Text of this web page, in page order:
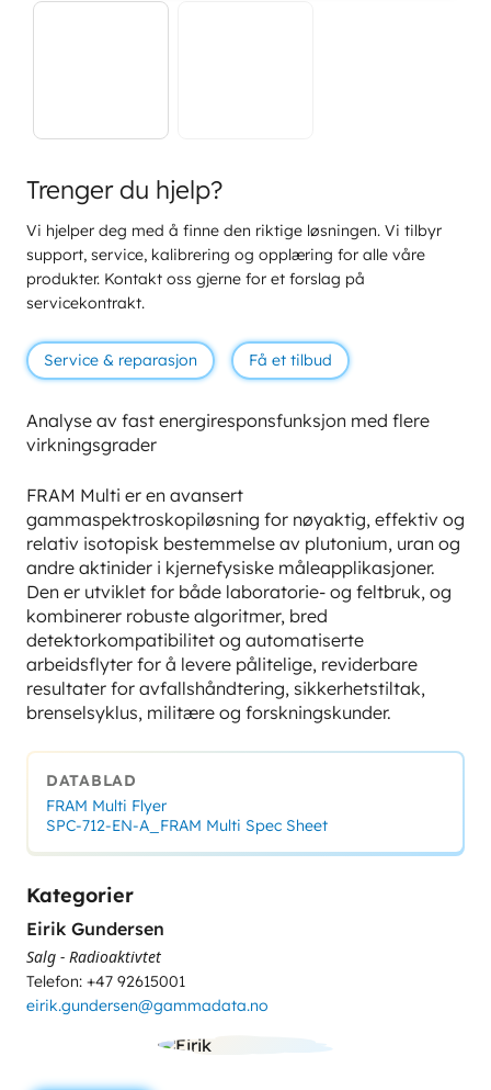
Trenger du hjelp?
Vi hjelper deg med å finne den riktige løsningen. Vi tilbyr
support, service, kalibrering og opplæring for alle våre
produkter. Kontakt oss gjerne for et forslag på
servicekontrakt.
Service & reparasjon Få et tilbud
Analyse av fast energiresponsfunksjon med flere
virkningsgrader
FRAM Multi er en avansert
gammaspektroskopiløsning for nøyaktig, effektiv og
relativ isotopisk bestemmelse av plutonium, uran og
andre aktinider i kjernefysiske måleapplikasjoner.
Den er utviklet for både laboratorie- og feltbruk, og
kombinerer robuste algoritmer, bred
detektorkompatibilitet og automatiserte
arbeidsflyter for å levere pålitelige, reviderbare
resultater for avfallshåndtering, sikkerhetstiltak,
brenselsyklus, militære og forskningskunder.
DATABLAD
FRAM Multi Flyer
SPC-712-EN-A_FRAM Multi Spec Sheet
Kategorier
Eirik Gundersen
Salg - Radioaktivtet
Telefon: +47 92615001
eirik.gundersen@gammadata.no